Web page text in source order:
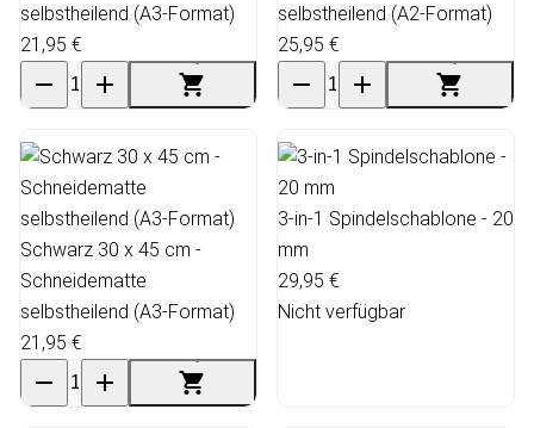
selbstheilend (A3-Format)
21,95 €
selbstheilend (A2-Format)
25,95 €
Schwarz 30 x 45 cm -
Schneidematte
selbstheilend (A3-Format)
21,95 €
3-in-1 Spindelschablone - 20
mm
29,95 €
Nicht verfügbar